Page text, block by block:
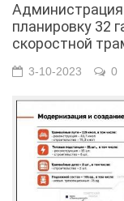
В
Администрация
планировку 32
скоростной
3-10-2023 0